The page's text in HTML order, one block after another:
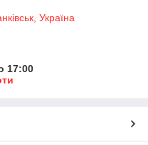
Україна
17:00